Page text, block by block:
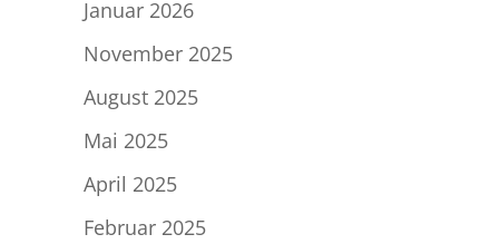
Januar 2026
November 2025
August 2025
Mai 2025
April 2025
Februar 2025